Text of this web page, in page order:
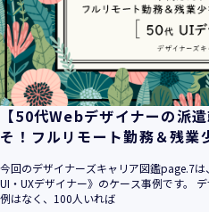
【50代Webデザイナーの派
そ！フルリモート勤務＆残業
今回のデザイナーズキャリア図鑑page.7
UI・UXデザイナー》のケース事例です。
例はなく、100人いれば